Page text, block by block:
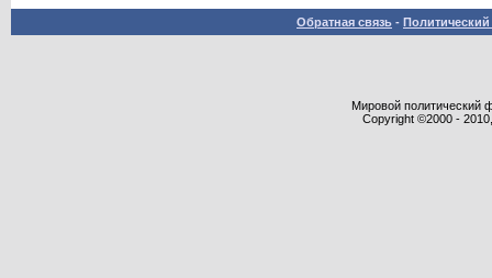
Обратная связь -
Мировой политический
Copyright ©2000 -